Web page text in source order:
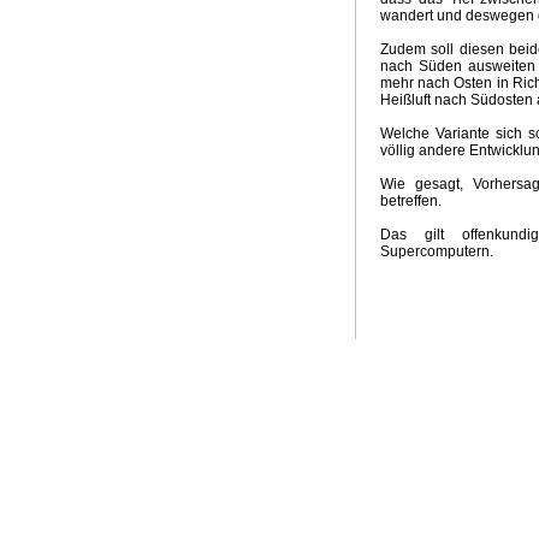
Neuer Klima-Alarm
Industriekonspiration Klimakrieger
Traum Energiewende
Kalte
Wintervorhersage
Klimarepublik Deutschland 2020
Anti Atomrepublik
Überschwemmungen in Australien
2010 Wärmstes
Energiekonzept der
Hart aber Fair Weltuntergang
wandert und deswegen
Zudem soll diesen
nach Süden
mehr nach Osten in
Heißluft nach Südosten
Welche Variante sich
völlig andere
Wie gesagt,
betreffen.
Das gilt
Supercomputern.